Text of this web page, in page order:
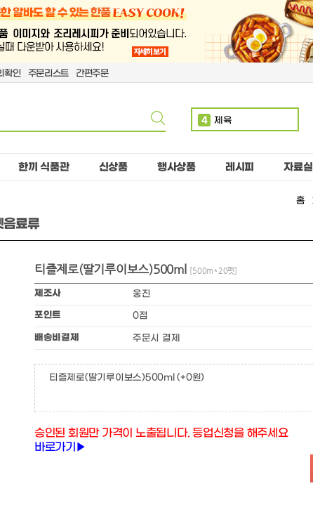
확인 주문리스트 간편주문
4 제육
치킨
1 만두
한끼 식품관 신상품 행사상품 레시피 자료실
홈
료류
티즐제로(딸기루이보스)500ml [500m*20펫]
제조사 웅진
포인트 0점
배송비결제 주문시 결제
티즐제로(딸기루이보스)500ml (+0원)
승인된 회원만 가격이 노출됩니다. 등업신청을 해주세요
바로가기▶